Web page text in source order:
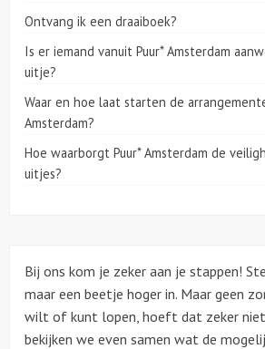
Rondleidingen
Feesten
Over ons
Ontvang ik een draaiboek?
Is er iemand vanuit Puur* Amsterdam
uitje?
Waar en hoe laat starten de
Amsterdam?
Hoe waarborgt Puur* Amsterdam de
uitjes?
Bij ons kom je zeker aan je stappen!
maar een beetje hoger in. Maar geen
wilt of kunt lopen, hoeft dat zeker
bekijken we even samen wat de